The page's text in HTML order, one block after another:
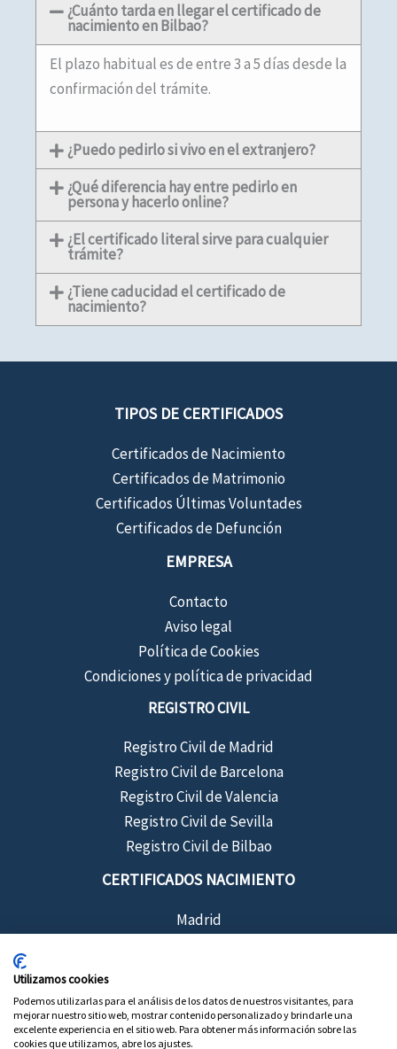
¿Cuánto tarda en llegar el certificado de
nacimiento en Bilbao?
El plazo habitual es de entre 3 a 5 días desde la
confirmación del trámite.
¿Puedo pedirlo si vivo en el extranjero?
¿Qué diferencia hay entre pedirlo en
persona y hacerlo online?
¿El certificado literal sirve para cualquier
trámite?
¿Tiene caducidad el certificado de
nacimiento?
TIPOS DE CERTIFICADOS
Certificados de Nacimiento
Certificados de Matrimonio
Certificados Últimas Voluntades
Certificados de Defunción
EMPRESA
Contacto
Aviso legal
Política de Cookies
Condiciones y política de privacidad
REGISTRO CIVIL
Registro Civil de Madrid
Registro Civil de Barcelona
Registro Civil de Valencia
Registro Civil de Sevilla
Registro Civil de Bilbao
CERTIFICADOS NACIMIENTO
Madrid
Valencia
Bilbao
Utilizamos cookies
Podemos utilizarlas para el análisis de los datos de nuestros visitantes, para
mejorar nuestro sitio web, mostrar contenido personalizado y brindarle una
excelente experiencia en el sitio web. Para obtener más información sobre las
cookies que utilizamos, abre los ajustes.